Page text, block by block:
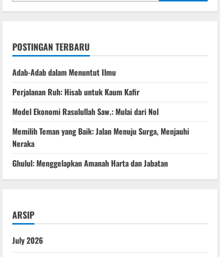
POSTINGAN TERBARU
Adab-Adab dalam Menuntut Ilmu
Perjalanan Ruh: Hisab untuk Kaum Kafir
Model Ekonomi Rasulullah Saw.: Mulai dari Nol
Memilih Teman yang Baik: Jalan Menuju Surga, Menjauhi
Neraka
Ghulul: Menggelapkan Amanah Harta dan Jabatan
ARSIP
July 2026